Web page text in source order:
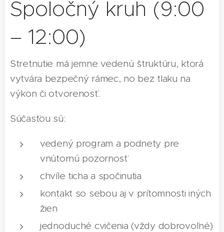
Spoločný kruh (9:00
– 12:00)
Stretnutie má jemne vedenú štruktúru, ktorá
vytvára bezpečný rámec, no bez tlaku na
výkon či otvorenosť.
Súčasťou sú:
vedený program a podnety pre
vnútornú pozornosť
chvíle ticha a spočinutia
kontakt so sebou aj v prítomnosti iných
žien
jednoduché cvičenia (vždy dobrovoľné)